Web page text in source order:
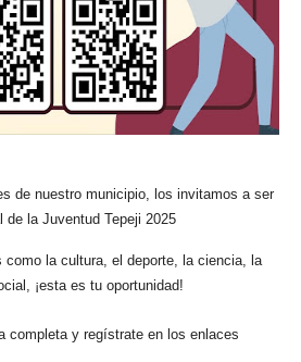
de nuestro municipio, los invitamos a ser
de la Juventud Tepeji 2025
la cultura, el deporte, la ciencia, la
¡esta es tu oportunidad!
completa y regístrate en los enlaces